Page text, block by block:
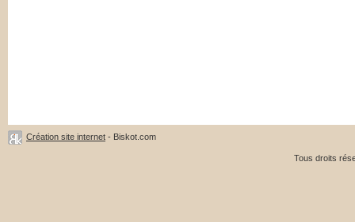
Création site internet - Biskot.com
Tous droits